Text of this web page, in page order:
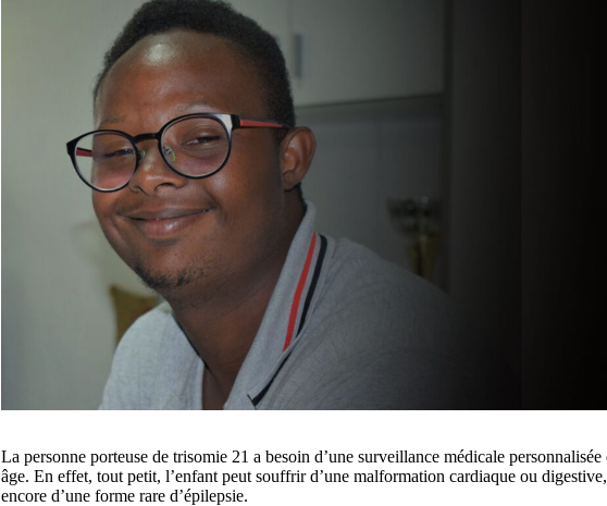
La personne porteuse de trisomie 21 a besoin d’une surveillance médicale personnalisée
âge. En effet, tout petit, l’enfant peut souffrir d’une malformation cardiaque ou
encore d’une forme rare d’épilepsie.